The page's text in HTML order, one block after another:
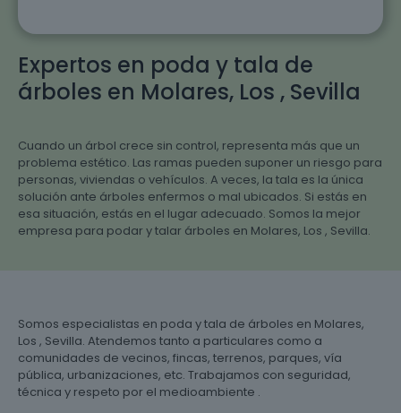
Expertos en poda y tala de
árboles en Molares, Los , Sevilla
Cuando un árbol crece sin control, representa más que un
problema estético. Las ramas pueden suponer un riesgo para
personas, viviendas o vehículos. A veces, la tala es la única
solución ante árboles enfermos o mal ubicados. Si estás en
esa situación, estás en el lugar adecuado. Somos la mejor
empresa para podar y talar árboles en Molares, Los , Sevilla.
Somos especialistas en poda y tala de árboles en Molares,
Los , Sevilla. Atendemos tanto a particulares como a
comunidades de vecinos, fincas, terrenos, parques, vía
pública, urbanizaciones, etc. Trabajamos con seguridad,
técnica y respeto por el medioambiente .